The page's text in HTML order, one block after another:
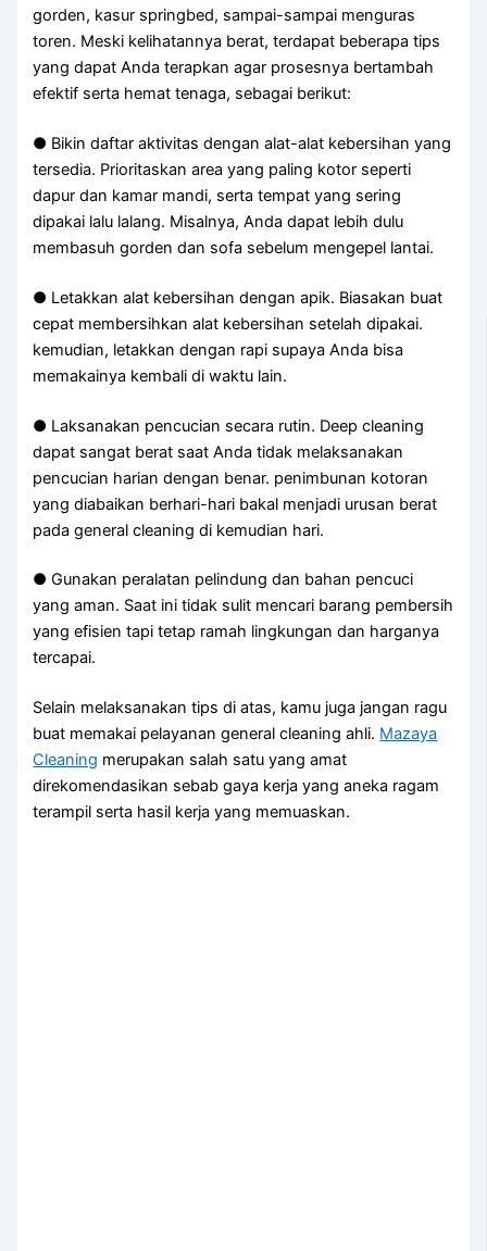
gorden, kasur springbed, sampai-sampai menguras
toren. Meski kelihatannya berat, terdapat beberapa tips
yang dapat Anda terapkan agar prosesnya bertambah
efektif serta hemat tenaga, sebagai berikut:
● Bikin daftar aktivitas dengan alat-alat kebersihan yang
tersedia. Prioritaskan area yang paling kotor seperti
dapur dan kamar mandi, serta tempat yang sering
dipakai lalu lalang. Misalnya, Anda dapat lebih dulu
membasuh gorden dan sofa sebelum mengepel lantai.
● Letakkan alat kebersihan dengan apik. Biasakan buat
cepat membersihkan alat kebersihan setelah dipakai.
kemudian, letakkan dengan rapi supaya Anda bisa
memakainya kembali di waktu lain.
● Laksanakan pencucian secara rutin. Deep cleaning
dapat sangat berat saat Anda tidak melaksanakan
pencucian harian dengan benar. penimbunan kotoran
yang diabaikan berhari-hari bakal menjadi urusan berat
pada general cleaning di kemudian hari.
● Gunakan peralatan pelindung dan bahan pencuci
yang aman. Saat ini tidak sulit mencari barang pembersih
yang efisien tapi tetap ramah lingkungan dan harganya
tercapai.
Selain melaksanakan tips di atas, kamu juga jangan ragu
buat memakai pelayanan general cleaning ahli. Mazaya
Cleaning merupakan salah satu yang amat
direkomendasikan sebab gaya kerja yang aneka ragam
terampil serta hasil kerja yang memuaskan.